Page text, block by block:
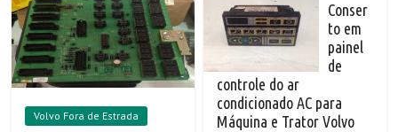
Volvo Fora de Estrada
Conser
to em
painel
de
controle do ar
condicionado AC para
Máquina e Trator Volvo